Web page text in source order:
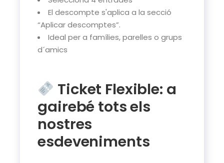
El descompte s'aplica a la secció
“Aplicar descomptes”.
Ideal per a famílies, parelles o grups
d´amics
Ticket Flexible: a
gairebé tots els
nostres
esdeveniments